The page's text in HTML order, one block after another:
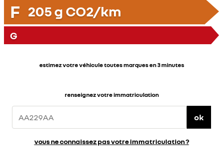
F 205g CO2/km
G
estimez votre véhicule toutes marques en 3 minutes
renseignez votre immatriculation
ok
vous ne connaissez pas votre immatriculation ?